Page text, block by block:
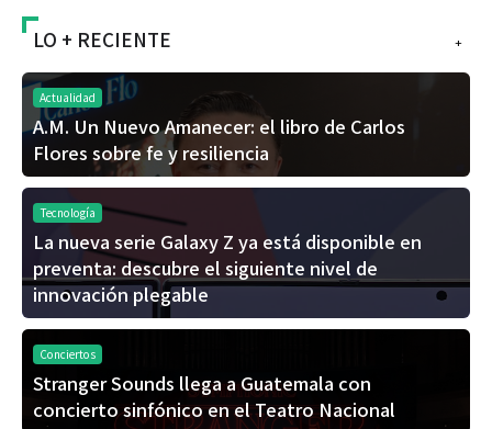
+
LO + RECIENTE
Actualidad
A.M. Un Nuevo Amanecer: el libro de Carlos
Flores sobre fe y resiliencia
Tecnología
La nueva serie Galaxy Z ya está disponible en
preventa: descubre el siguiente nivel de
innovación plegable
Conciertos
Stranger Sounds llega a Guatemala con
concierto sinfónico en el Teatro Nacional